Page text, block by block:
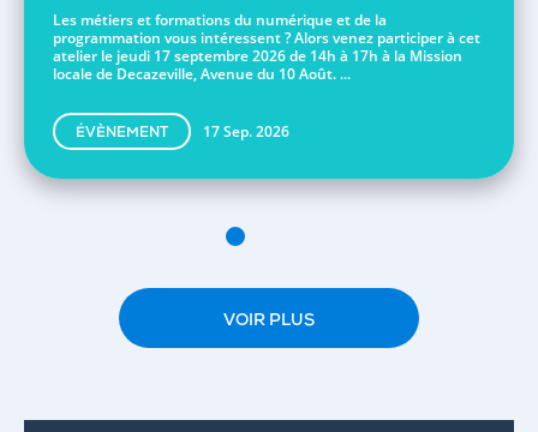
Les métiers et formations du numérique et de la
programmation vous intéressent ? Alors venez participer à cet
atelier le jeudi 17 septembre 2026 de 14h à 17h à la Mission
locale de Decazeville, Avenue du 10 Août. ...
ÉVÈNEMENT 17 Sep. 2026
VOIR PLUS